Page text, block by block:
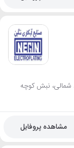
آباد شمالی، نبش کوچه
مشاهده پروفایل